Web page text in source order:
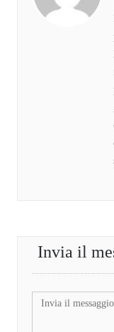
Invia il